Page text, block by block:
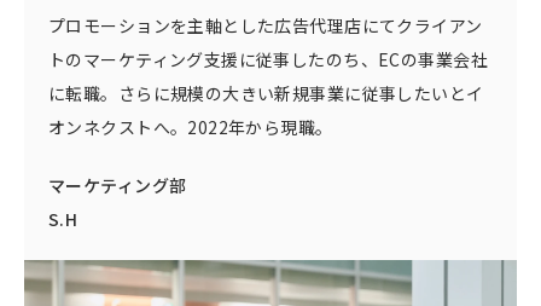
プロモーションを主軸とした広告代理店にてクライアン
トのマーケティング支援に従事したのち、ECの事業会社
に転職。さらに規模の大きい新規事業に従事したいとイ
オンネクストへ。2022年から現職。
マーケティング部
S.H